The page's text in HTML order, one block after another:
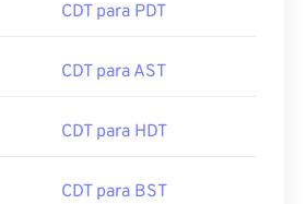
CDT para PDT
CDT para AST
CDT para HDT
CDT para BST